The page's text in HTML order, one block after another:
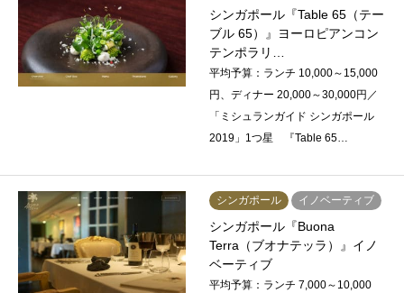
シンガポール『Table 65（テー
ブル 65）』ヨーロピアンコン
テンポラリ…
平均予算：ランチ 10,000～15,000
円、ディナー 20,000～30,000円／
「ミシュランガイド シンガポール
2019」1つ星 『Table 65…
シンガポール イノベーティブ
シンガポール『Buona
Terra（ブオナテッラ）』イノ
ベーティブ
平均予算：ランチ 7,000～10,000